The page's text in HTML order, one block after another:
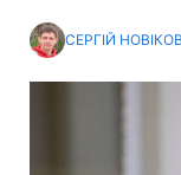
СЕРГІЙ НОВІКОВ